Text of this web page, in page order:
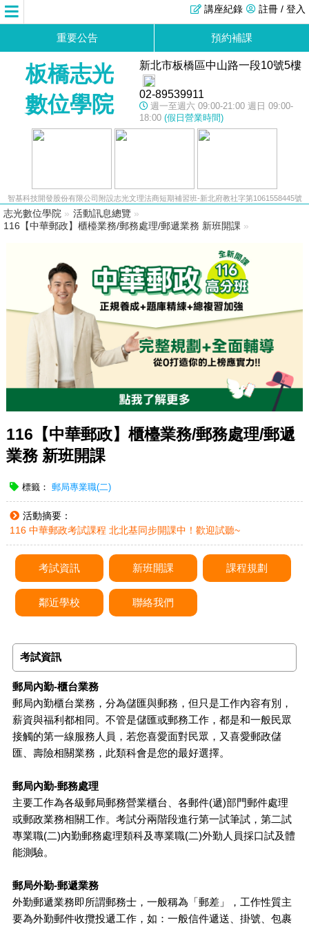
註冊 / 登入
講座紀錄
重要公告 預約補課
板橋志光
數位學院
新北市板橋區中山路一段10號5樓
02-89539911
週一至週六 09:00-21:00 週日 09:00-
18:00 (假日營業時間)
智基科技開發股份有限公司附設志光文理法商短期補習班-新北府教社字第1061558445號
志光數位學院 » 活動訊息總覽 »
116【中華郵政】櫃檯業務/郵務處理/郵遞業務 新班開課 »
116【中華郵政】櫃檯業務/郵務處理/郵遞
業務 新班開課
標籤： 郵局專業職(二)
活動摘要：
116 中華郵政考試課程 北北基同步開課中！歡迎試聽~
考試資訊 新班開課 課程規劃
鄰近學校 聯絡我們
考試資訊
郵局內勤-櫃台業務
郵局內勤櫃台業務，分為儲匯與郵務，但只是工作內容有別，
薪資與福利都相同。不管是儲匯或郵務工作，都是和一般民眾
接觸的第一線服務人員，若您喜愛面對民眾，又喜愛郵政儲
匯、壽險相關業務，此類科會是您的最好選擇。
郵局內勤-郵務處理
主要工作為各級郵局郵務營業櫃台、各郵件(遞)部門郵件處理
或郵政業務相關工作。考試分兩階段進行第一試筆試，第二試
專業職(二)內勤郵務處理類科及專業職(二)外勤人員採口試及體
能測驗。
郵局外勤-郵遞業務
外勤郵遞業務即所謂郵務士，一般稱為「郵差」，工作性質主
要為外勤郵件收攬投遞工作，如：一般信件遞送、掛號、包裹